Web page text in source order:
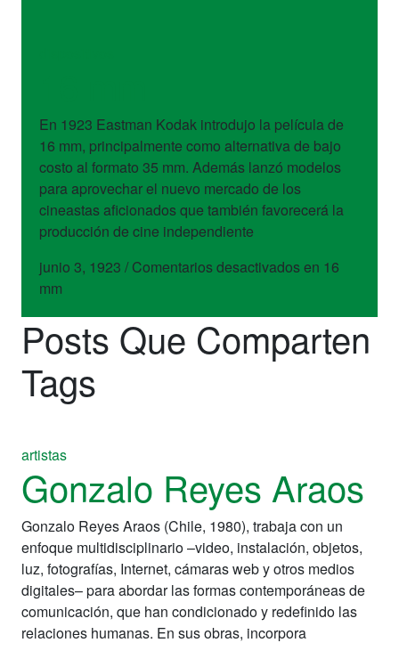
En 1923 Eastman Kodak introdujo la película de
16 mm, principalmente como alternativa de bajo
costo al formato 35 mm. Además lanzó modelos
para aprovechar el nuevo mercado de los
cineastas aficionados que también favorecerá la
producción de cine independiente
junio 3, 1923 / Comentarios desactivadosen 16
mm
Posts Que Comparten
Tags
artistas
Gonzalo Reyes Araos
Gonzalo Reyes Araos (Chile, 1980), trabaja con un
enfoque multidisciplinario –video, instalación, objetos,
luz, fotografías, Internet, cámaras web y otros medios
digitales– para abordar las formas contemporáneas de
comunicación, que han condicionado y redefinido las
relaciones humanas. En sus obras, incorpora